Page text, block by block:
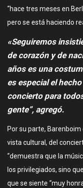
“hace tres meses en
pero se está haciendo
«Seguiremos
de corazón y de
años es una
es especial el
concierto para
gente”, agregó.
Por su parte,
vista cultural, del
“demuestra que la
los privilegiados, sino
que se siente “muy